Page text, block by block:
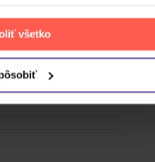
všetko